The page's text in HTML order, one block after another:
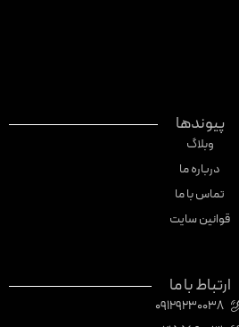
پیوندها
وبلاگ
درباره ما
تماس با ما
قوانین سایت
ارتباط با ما
09129230038